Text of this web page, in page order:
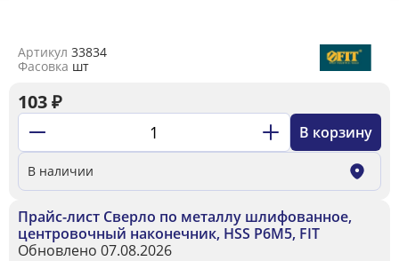
Артикул 33834
Фасовка шт
103₽
В корзину
В наличии
Прайс-лист Сверло по металлу шлифованное,
центровочный наконечник, HSS Р6М5, FIT
Обновлено 07.08.2026